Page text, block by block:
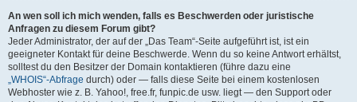
An wen soll ich mich wenden, falls es Beschwerden oder juristische
Anfragen zu diesem Forum gibt?
Jeder Administrator, der auf der „Das Team“-Seite aufgeführt ist, ist ein
geeigneter Kontakt für deine Beschwerde. Wenn du so keine Antwort erhältst,
solltest du den Besitzer der Domain kontaktieren (führe dazu eine
„WHOIS“-Abfrage durch) oder — falls diese Seite bei einem kostenlosen
Webhoster wie z. B. Yahoo!, free.fr, funpic.de usw. liegt — den Support oder